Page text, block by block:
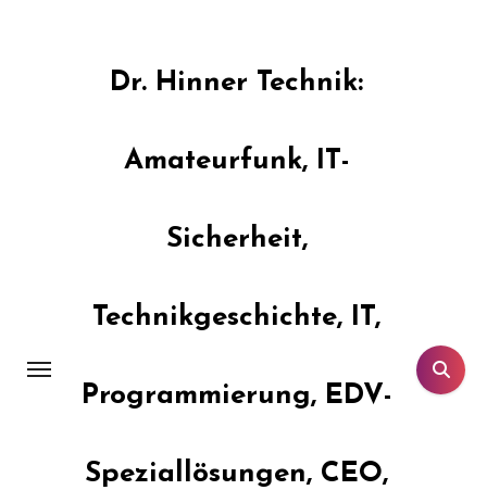
Dr. Hinner Technik:
Amateurfunk, IT-
Sicherheit,
Technikgeschichte, IT,
Programmierung, EDV-
Speziallösungen, CEO,